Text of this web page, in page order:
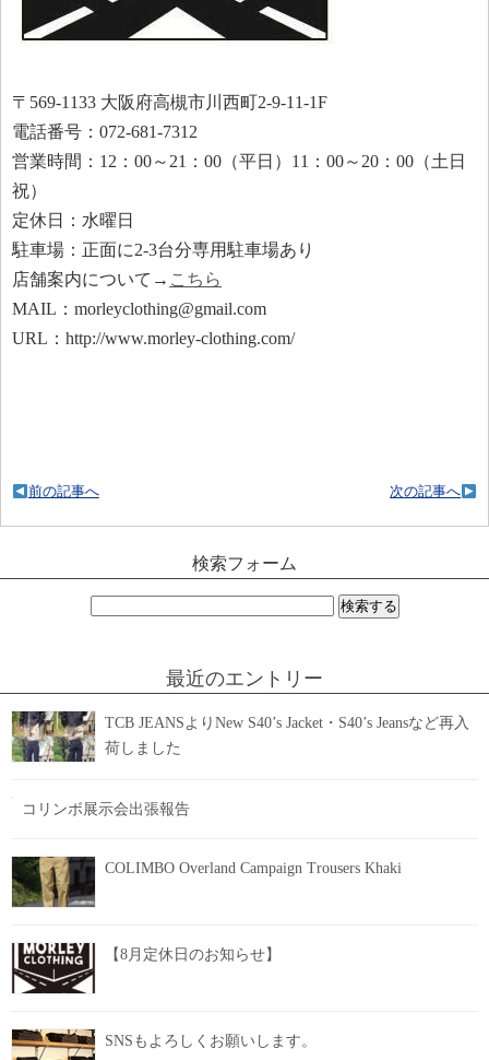
〒569-1133 大阪府高槻市川西町2-9-11-1F
電話番号：072-681-7312
営業時間：12：00～21：00（平日）11：00～20：00（土日
祝）
定休日：水曜日
駐車場：正面に2-3台分専用駐車場あり
店舗案内について→ こちら
MAIL：morleyclothing@gmail.com
URL：http://www.morley-clothing.com/
次の記事へ
前の記事へ
検索フォーム
最近のエントリー
TCB JEANSよりNew S40’s Jacket・S40’s Jeansなど再入
荷しました
コリンボ展示会出張報告
COLIMBO Overland Campaign Trousers Khaki
【8月定休日のお知らせ】
SNSもよろしくお願いします。